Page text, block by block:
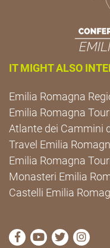
IT MIGHT ALSO
Emilia Romagna
Emilia Romagna
Atlante dei Cammini
Travel Emilia
Emilia Romagna
Monasteri Emilia
Castelli Emilia
visit Cammini
visit Cammini
visit visit